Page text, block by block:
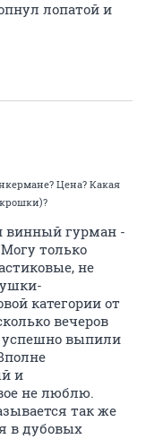
лопатой и
Цена? Какая
винный гурман -
только
не
категории от
вечеров
выпили
и
не люблю.
так же
в дубовых